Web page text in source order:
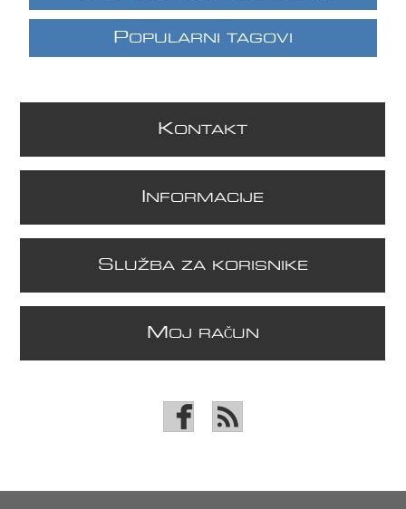
POPULARNI TAGOVI
KONTAKT
NFORMACIJE
S LUŽBA ZA KORISNIKE
M OJ RAČUN